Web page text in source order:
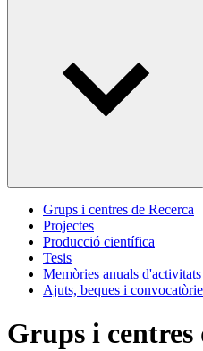
Grups i centres de Recerca
Projectes
Producció científica
Tesis
Memòries anuals d'activitats
Ajuts, beques i
Grups i centres